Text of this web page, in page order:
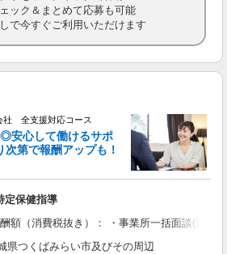
ック＆まとめて応募も可能
で今すぐご利用いただけます
社 全支援対応コース
安心して働けるサポ
第で報酬アップも！
保健指導
額（消費税抜き）： ・事業所一括面談(対
県つくばみらい市及びその周辺